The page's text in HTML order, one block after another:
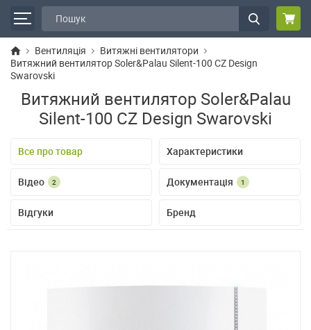
Вентиляція
Витяжні вентилятори
Витяжний вентилятор Soler&Palau Silent-100 CZ Design
Swarovski
Витяжний вентилятор Soler&Palau
Silent-100 CZ Design Swarovski
Все про товар Характеристики
Відео 2 Документація 1
Відгуки Бренд